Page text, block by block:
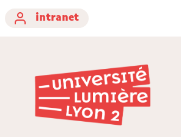
intranet